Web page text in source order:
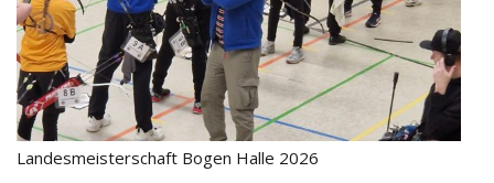
Landesmeisterschaft Bogen Halle 2026